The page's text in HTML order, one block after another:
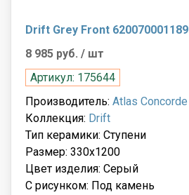
Drift Grey Front 620070001189
8 985 руб. / шт
Артикул: 175644
Производитель: Atlas Concorde
Коллекция: Drift
Тип керамики: Ступени
Размер: 330x1200
Цвет изделия: Серый
С рисунком: Под камень